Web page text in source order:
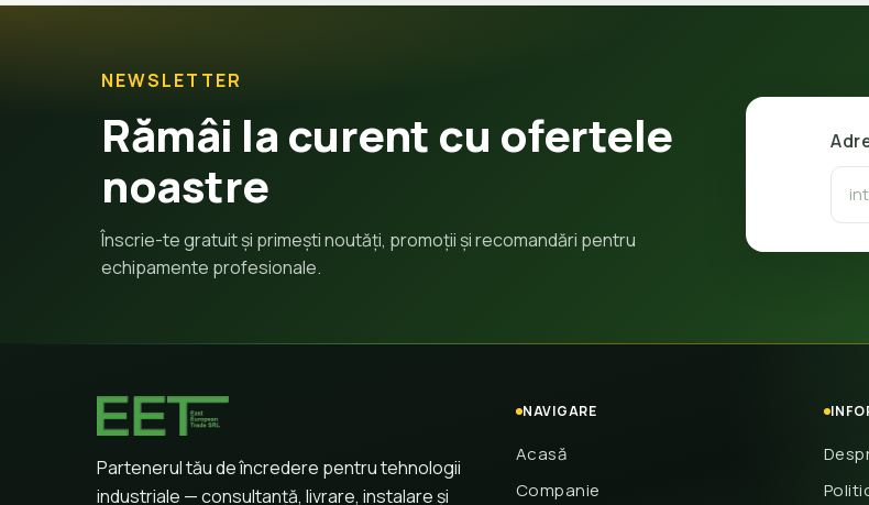
NEWSLETTER
Rămâi la curent cu ofertele
noastre
Înscrie-te gratuit și primești noutăți, promoții și recomandări pentru
echipamente profesionale.
Partenerul tău de încredere pentru tehnologii
industriale — consultanță, livrare, instalare și
NAVIGARE
Acasă
Companie